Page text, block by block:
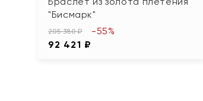
"Бисмарк"
205 380 ₽
92 421 ₽
-55%